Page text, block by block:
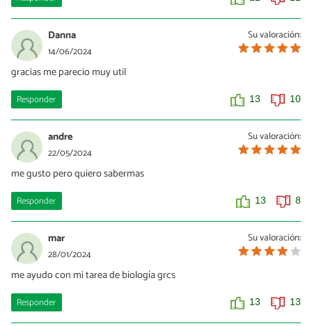
Su valoración:
Danna
14/06/2024
gracias me parecio muy util
Responder 13 10
Su valoración:
andre
22/05/2024
me gusto pero quiero sabermas
Responder 13 8
Su valoración:
mar
28/01/2024
me ayudo con mi tarea de biología grcs
Responder 13 13